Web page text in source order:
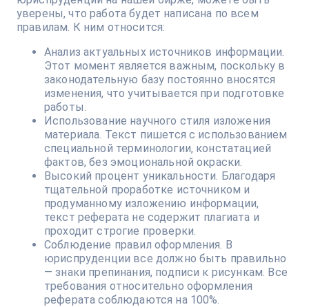
уверены, что работа будет написана по всем
правилам. К ним относится:
Анализ актуальных источников информации.
Этот момент является важным, поскольку в
законодательную базу постоянно вносятся
изменения, что учитывается при подготовке
работы.
Использование научного стиля изложения
материала. Текст пишется с использованием
специальной терминологии, констатацией
фактов, без эмоциональной окраски.
Высокий процент уникальности. Благодаря
тщательной проработке источником и
продуманному изложению информации,
текст реферата не содержит плагиата и
проходит строгие проверки.
Соблюдение правил оформления. В
юриспруденции все должно быть правильно
— знаки препинания, подписи к рисункам. Все
требования относительно оформления
реферата соблюдаются на 100%.